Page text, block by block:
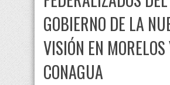
GOBIERNO DE LA
VISIÓN EN MORELOS
CONAGUA